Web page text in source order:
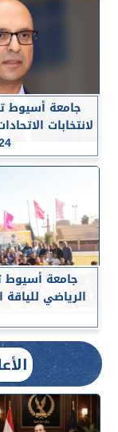
جامعة أسيوط
لانتخابات
جامعة أسيوط